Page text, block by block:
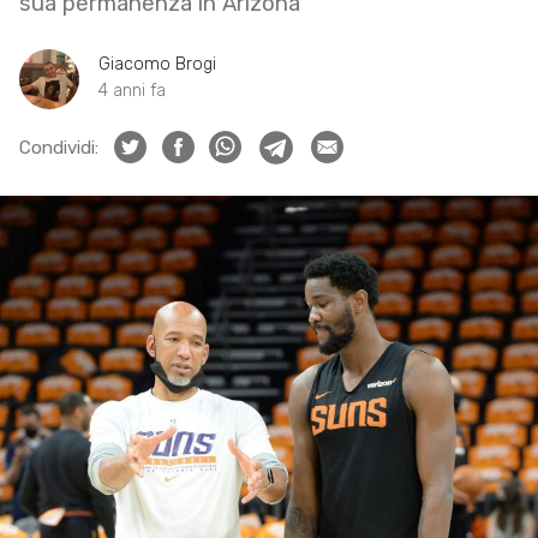
Giacomo Brogi
4 anni fa
Condividi: